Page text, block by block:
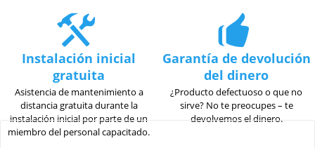
Instalación inicial
gratuita
Asistencia de mantenimiento a
distancia gratuita durante la
instalación inicial por parte de un
miembro del personal capacitado.
Garantía de devolución
del dinero
¿Producto defectuoso o que no
sirve? No te preocupes – te
devolvemos el dinero.